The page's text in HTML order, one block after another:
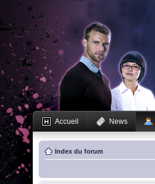
Accueil News
Index du forum